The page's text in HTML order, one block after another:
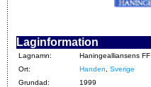
Laginformation
Lagnamn:
Haningealliansens FF
Ort:
Handen
Sverige
Grundad:
1999